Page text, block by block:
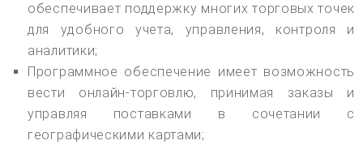
обеспечивает поддержку многих торговых точек
для удобного учета, управления, контроля и
аналитики;
Программное обеспечение имеет возможность
вести онлайн-торговлю, принимая заказы и
управляя поставками в сочетании с
географическими картами;